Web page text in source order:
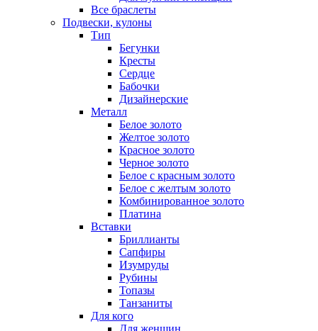
Все браслеты
Подвески, кулоны
Тип
Бегунки
Кресты
Сердце
Бабочки
Дизайнерские
Металл
Белое золото
Желтое золото
Красное золото
Черное золото
Белое с красным золото
Белое с желтым золото
Комбинированное золото
Платина
Вставки
Бриллианты
Сапфиры
Изумруды
Рубины
Топазы
Танзаниты
Для кого
Для женщин